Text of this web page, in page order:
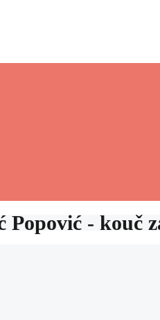
- kouč